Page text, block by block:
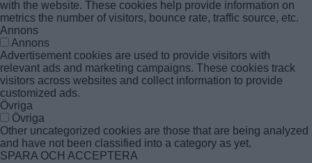
with the website. These cookies help provide information on
metrics the number of visitors, bounce rate, traffic source, etc.
Annons
Annons
Advertisement cookies are used to provide visitors with
relevant ads and marketing campaigns. These cookies track
visitors across websites and collect information to provide
customized ads.
Övriga
Övriga
Other uncategorized cookies are those that are being analyzed
and have not been classified into a category as yet.
SPARA OCH ACCEPTERA